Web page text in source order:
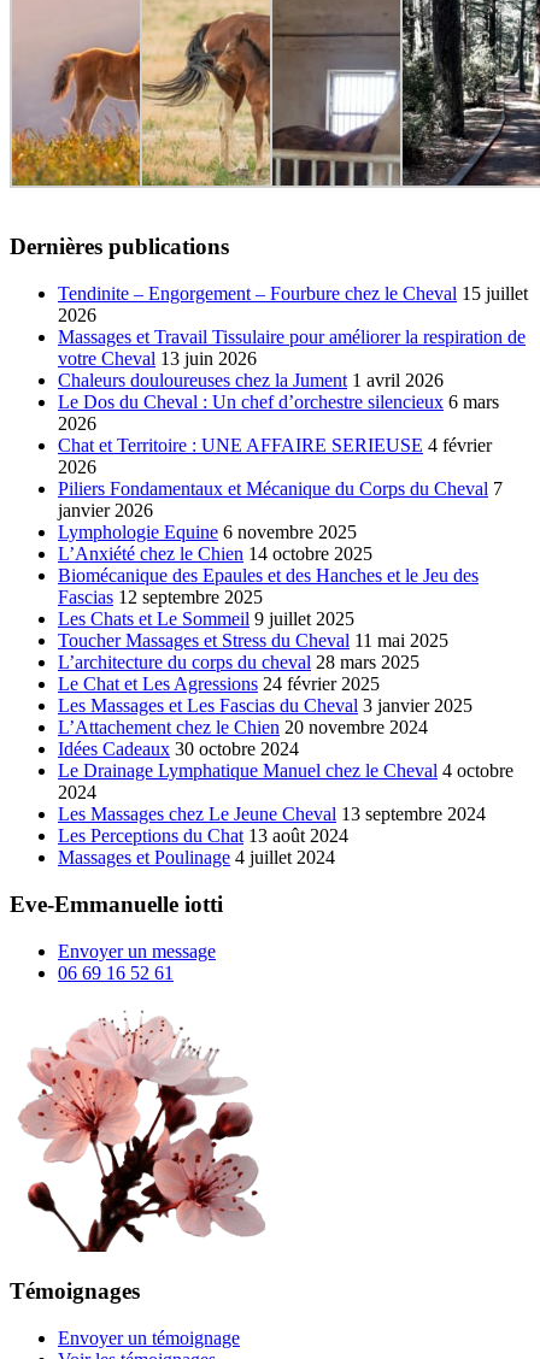
Dernières publications
Tendinite – Engorgement – Fourbure chez le Cheval 15 juillet
2026
Massages et Travail Tissulaire pour améliorer la respiration de
votre Cheval 13 juin 2026
Chaleurs douloureuses chez la Jument 1 avril 2026
Le Dos du Cheval : Un chef d’orchestre silencieux 6 mars
2026
Chat et Territoire : UNE AFFAIRE SERIEUSE 4 février
2026
Piliers Fondamentaux et Mécanique du Corps du Cheval 7
janvier 2026
Lymphologie Equine 6 novembre 2025
L’Anxiété chez le Chien 14 octobre 2025
Biomécanique des Epaules et des Hanches et le Jeu des
Fascias 12 septembre 2025
Les Chats et Le Sommeil 9 juillet 2025
Toucher Massages et Stress du Cheval 11 mai 2025
L’architecture du corps du cheval 28 mars 2025
Le Chat et Les Agressions 24 février 2025
Les Massages et Les Fascias du Cheval 3 janvier 2025
L’Attachement chez le Chien 20 novembre 2024
Idées Cadeaux 30 octobre 2024
Le Drainage Lymphatique Manuel chez le Cheval 4 octobre
2024
Les Massages chez Le Jeune Cheval 13 septembre 2024
Les Perceptions du Chat 13 août 2024
Massages et Poulinage 4 juillet 2024
Eve-Emmanuelle iotti
Envoyer un message
06 69 16 52 61
Témoignages
Envoyer un témoignage